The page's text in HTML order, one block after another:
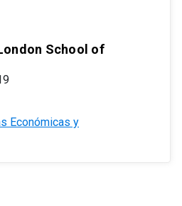
School of
Económicas y